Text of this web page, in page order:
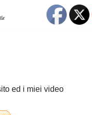
ed i miei video